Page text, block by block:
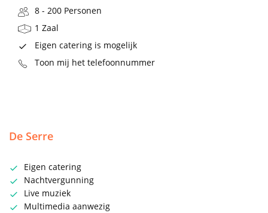
8 - 200 Personen
1 Zaal
Eigen catering is mogelijk
Toon mij het telefoonnummer
De Serre
Eigen catering
Nachtvergunning
Live muziek
Multimedia aanwezig